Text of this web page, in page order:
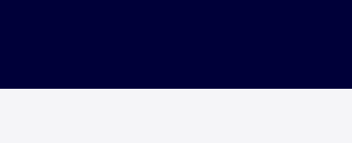
ENFERMEDAD PROFESIONAL